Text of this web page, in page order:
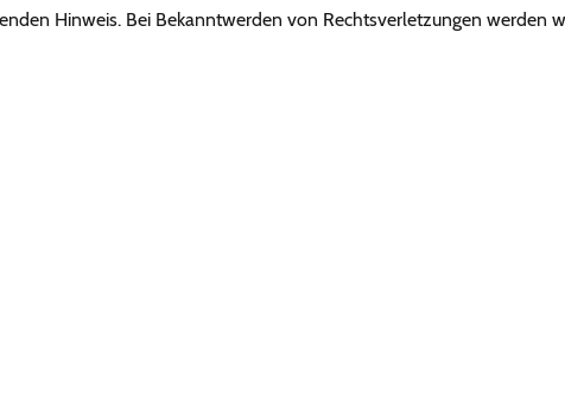
Hinweis. Bei Bekanntwerden von Rechtsverletzungen werden